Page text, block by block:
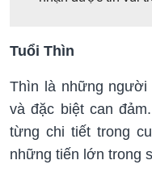
Tuổi Thìn
Thìn là những người
và đặc biệt can
từng chi tiết trong
những tiến lớn trong